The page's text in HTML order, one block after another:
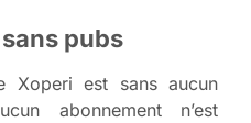
pubs
Xoperi est sans aucun
abonnement n’est